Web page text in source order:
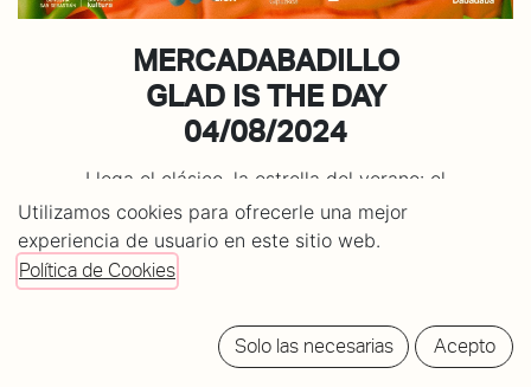
MERCADABADILLO
GLAD IS THE DAY
04/08/2024
Llega el clásico, la estrella del verano: el
mercadabadillo de Glad Is The Day. De 12 de la
mañana a 7 de la tarde en el parque de Kristina Enea
de Donostia, como parte del festival gratuito Glad Is
The Day, con miles de asistentes cada edición desde
2015.
¿Quieres poner un puesto? El tamaño es de 2 metros, e
Utilizamos cookies para ofrecerle una mejor
experiencia de usuario en este sitio web.
Política de Cookies
Solo las necesarias Acepto